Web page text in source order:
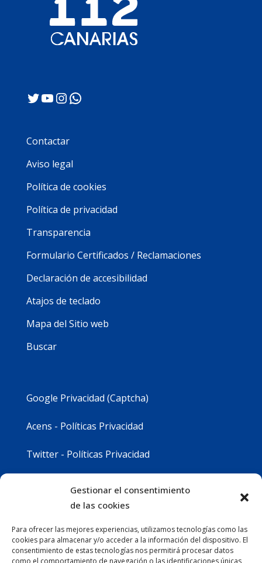
Gestionar el consentimiento
de las cookies
Para ofrecer las mejores experiencias, utilizamos tecnologías como las
cookies para almacenar y/o acceder a la información del dispositivo. El
consentimiento de estas tecnologías nos permitirá procesar datos
como el comportamiento de navegación o las identificaciones únicas
Twitter
YouTube
Instagram
WhatsApp
Contactar
Aviso legal
Política de cookies
Política de privacidad
Transparencia
Formulario Certificados / Reclamaciones
Declaración de accesibilidad
Atajos de teclado
Mapa del Sitio web
Buscar
Google Privacidad (Captcha)
Acens - Políticas Privacidad
Twitter - Políticas Privacidad
Instagram - Políticas Privacidad